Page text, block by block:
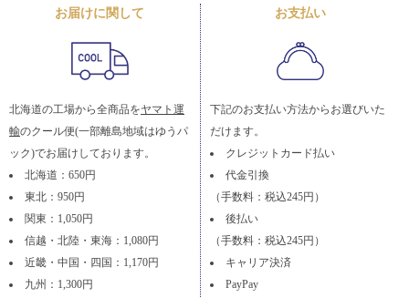
お届けに関して
北海道の工場から全商品をヤマト運
輸のクール便(一部離島地域はゆうパ
ック)でお届けしております。
北海道：650円
東北：950円
関東：1,050円
信越・北陸・東海：1,080円
近畿・中国・四国：1,170円
九州：1,300円
お支払い
下記のお支払い方法からお選びいた
だけます。
クレジットカード払い
代金引換
（手数料：税込245円）
後払い
（手数料：税込245円）
キャリア決済
PayPay